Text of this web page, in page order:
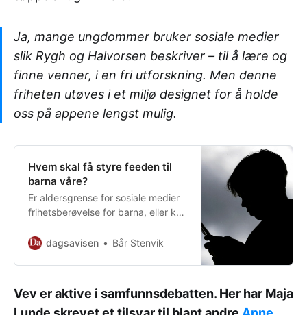
Ja, mange ungdommer bruker sosiale medier
slik Rygh og Halvorsen beskriver – til å lære og
finne venner, i en fri utforskning. Men denne
friheten utøves i et miljø designet for å holde
oss på appene lengst mulig.
Hvem skal få styre feeden til
barna våre?
Er aldersgrense for sosiale medier
frihetsberøvelse for barna, eller kan
dagsavisen
Bår Stenvik
Vev er aktive i samfunnsdebatten. Her har Maja